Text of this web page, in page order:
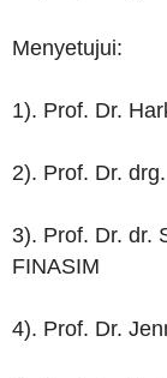
Menyetujui:
1). Prof. Dr.
2). Prof. Dr.
3). Prof. Dr. dr.
FINASIM
4). Prof. Dr.